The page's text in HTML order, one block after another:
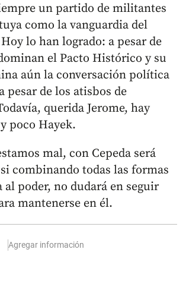
un partido de militantes
como la vanguardia del
lo han logrado: a pesar de
el Pacto Histórico y su
aún la conversación política
pesar de los atisbos de
querida Jerome, hay
poco Hayek.
mal, con Cepeda será
combinando todas las formas
al poder, no dudará en seguir
mantenerse en él.
Agregar información